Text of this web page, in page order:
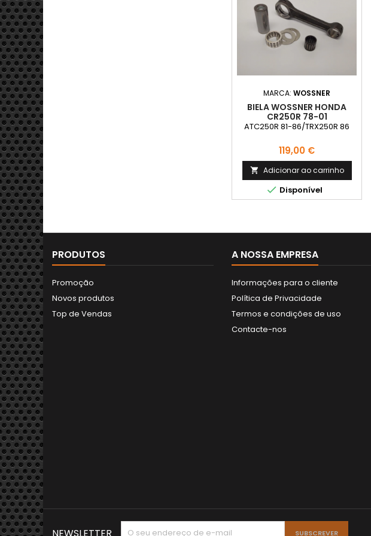
MARCA: WOSSNER
BIELA WOSSNER HONDA
CR250R 78-01
ATC250R 81-86/TRX250R 86
Preço
119,00 €
 Adicionar ao carrinho
 Disponível
PRODUTOS
Promoção
Novos produtos
Top de Vendas
A NOSSA EMPRESA
Informações para o cliente
Política de Privacidade
Termos e condições de uso
Contacte-nos